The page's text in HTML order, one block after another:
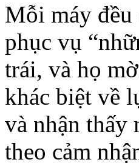
Mỗi máy đều
phục vụ
trái, và họ
khác biệt về
và nhận thấy
theo cảm